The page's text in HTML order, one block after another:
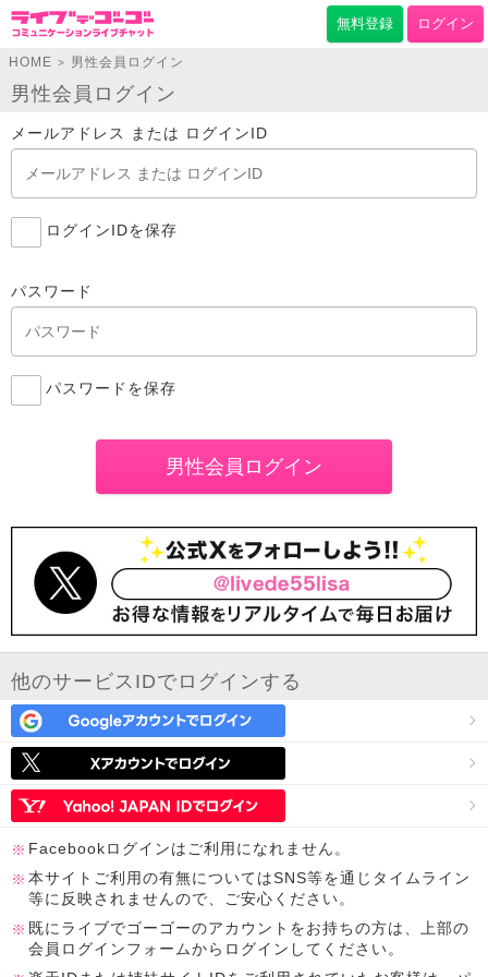
無料登録 ログイン
HOME > 男性会員ログイン
男性会員ログイン
メールアドレス または ログインID
ログインIDを保存
パスワード
パスワードを保存
他のサービスIDでログインする
Facebookログインはご利用になれません。
本サイトご利用の有無についてはSNS等を通じタイムライン
等に反映されませんので、ご安心ください。
既にライブでゴーゴーのアカウントをお持ちの方は、上部の
会員ログインフォームからログインしてください。